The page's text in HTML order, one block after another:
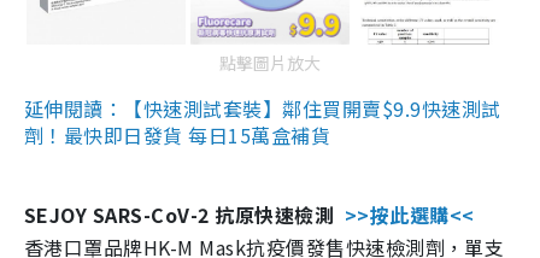
點擊圖片放大
延伸閱讀：【快速測試套裝】鄰住買開賣$9.9快速測試
劑！最快即日發貨 每日15萬盒補貨
SEJOY SARS-CoV-2 抗原快速檢測 >>按此選購<<
香港口罩品牌HK-M Mask抗疫價發售快速檢測劑，單支